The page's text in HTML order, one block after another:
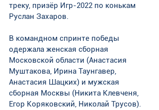
треку, призёр Игр-2022 по конькам
Руслан Захаров.
В командном спринте победы
одержала женская сборная
Московской области (Анастасия
Муштакова, Ирина Таунгавер,
Анастасия Шацких) и мужская
сборная Москвы (Никита Клевченя,
Егор Коряковский, Николай Трусов).